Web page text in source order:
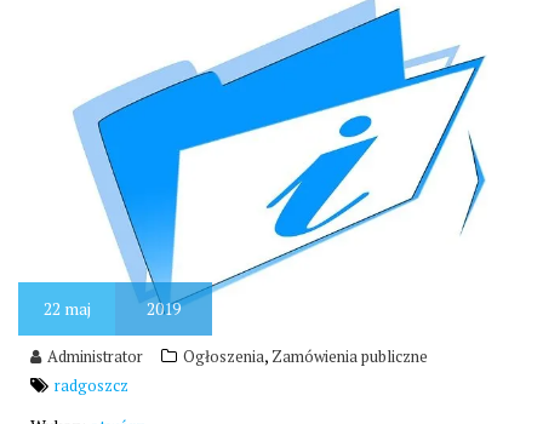
22 maj 2019
Administrator Ogłoszenia, Zamówienia publiczne
radgoszcz